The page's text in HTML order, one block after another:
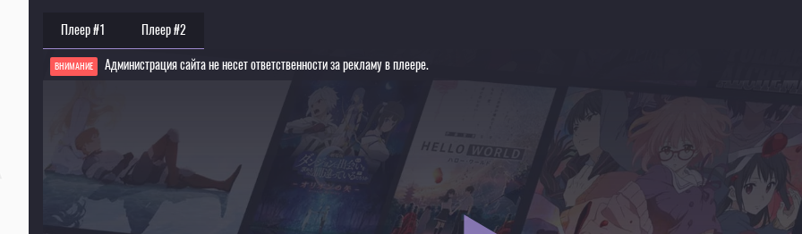
Плеер #1 Плеер #2
ВНИМАНИЕ
Администрация сайта не несет ответственности за рекламу в плеере.
Для просмотра некоторых аниме необходимо установить VPN
Текущее воспроизведение：Вечноцветущая сакура